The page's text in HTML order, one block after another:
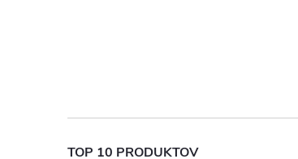
TOP 10 PRODUKTOV